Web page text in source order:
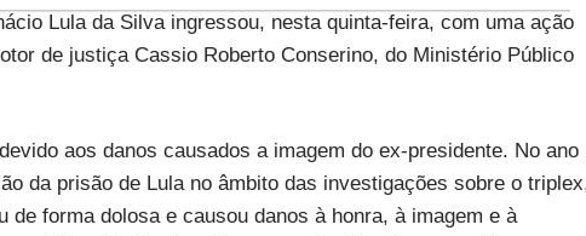
Lula da Silva ingressou, nesta quinta-feira, com uma ação
de justiça Cassio Roberto Conserino, do Ministério Público
aos danos causados a imagem do ex-presidente. No ano
da prisão de Lula no âmbito das investigações sobre o
de forma dolosa e causou danos à honra, à imagem e à